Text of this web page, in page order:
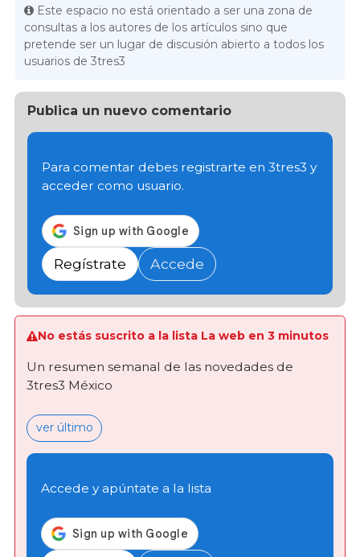
Este espacio no está orientado a ser una zona de
consultas a los autores de los artículos sino que
pretende ser un lugar de discusión abierto a todos los
usuarios de 3tres3
Publica un nuevo comentario
Para comentar debes registrarte en 3tres3 y
acceder como usuario.
Regístrate Accede
No estás suscrito a la lista La web en 3 minutos
Un resumen semanal de las novedades de
3tres3 México
ver último
Accede y apúntate a la lista